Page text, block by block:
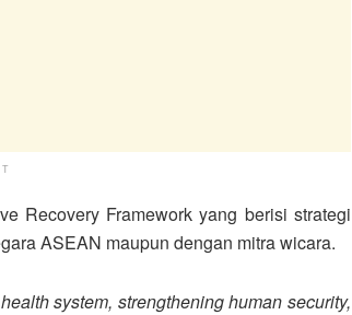
Recovery Framework yang berisi strategi
ASEAN maupun dengan mitra wicara.
system, strengthening human security,